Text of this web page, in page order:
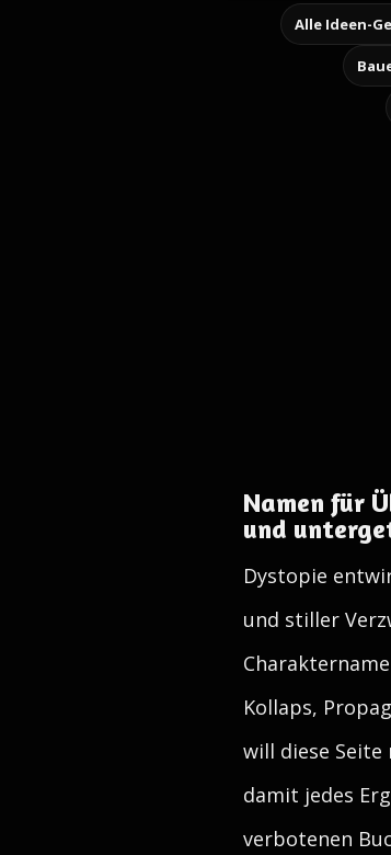
Alle Ideen-
Namen für
und
Dystopie
und stiller
Kollaps,
will diese Seite
damit jedes
verbotenen